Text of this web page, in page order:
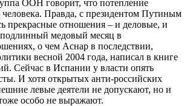
ООН говорит, что потепление
человека. Правда, с президентом Путиным
прекрасные отношения – и деловые, и
медовый месяц в
о чем Аснар в последствии,
весной 2004 года, написал в книге
Сейчас в Испании у власти опять
И хотя открытых анти-российских
левые деятели не допускают, но и
особо не выражают.